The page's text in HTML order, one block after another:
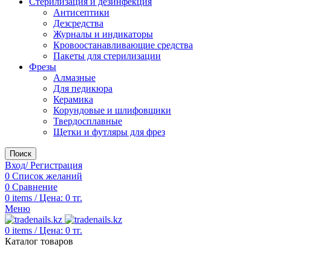
Антисептики
Дезсредства
Журналы и индикаторы
Кровоостанавливающие средства
Пакеты для стерилизации
Фрезы
Алмазные
Для педикюра
Керамика
Корундовые и шлифовщики
Твердосплавные
Щетки и футляры для фрез
Поиск
Вход/ Регистрация
0 Список желаний
0 Сравнение
0 items / Цена: 0 тг.
Меню
0 items / Цена: 0 тг.
Каталог товаров